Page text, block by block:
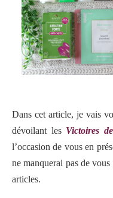
Dans cet article, je vais
dévoilant les Victoires
l’occasion de vous en
ne manquerai pas de
articles.